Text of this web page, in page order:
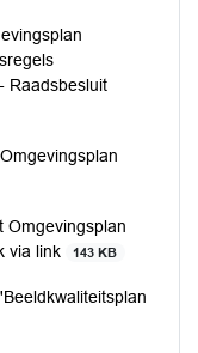
Raadsbesluit
Omgevingsplan
via link
143 KB